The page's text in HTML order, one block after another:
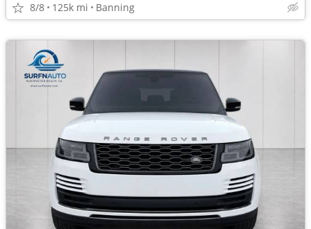
8/8 125k mi Banning